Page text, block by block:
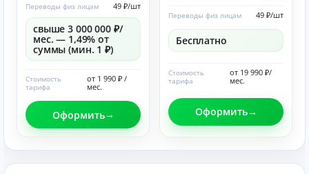
49 ₽/шт
Переводы физ лицам
свыше 3 000 000 ₽/
мес. — 1,49% от
суммы (мин. 1 ₽)
от 1 990 ₽ /
мес.
Стоимость
тарифа
Оформить
49 ₽/шт
Переводы физ лицам
Бесплатно
от 19 990 ₽/
мес.
Стоимость
тарифа
Оформить